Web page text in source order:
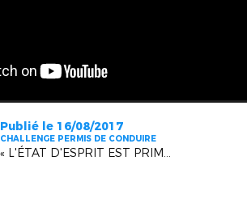
Publié le 16/08/2017
CHALLENGE PERMIS DE CONDUIRE
« L'ÉTAT D'ESPRIT EST PRIMORDIAL ! »